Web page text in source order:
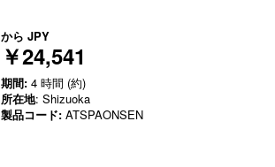
から JPY
￥24,541
期間: 4 時間 (約)
所在地: Shizuoka
製品コード: ATSPAONSEN